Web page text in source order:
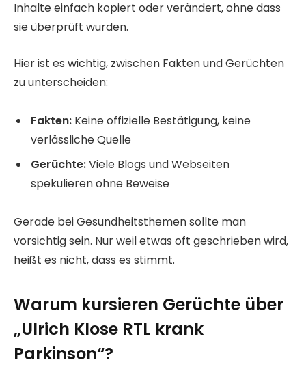
Inhalte einfach kopiert oder verändert, ohne dass
sie überprüft wurden.
Hier ist es wichtig, zwischen Fakten und Gerüchten
zu unterscheiden:
Fakten: Keine offizielle Bestätigung, keine
verlässliche Quelle
Gerüchte:Viele Blogs und Webseiten
spekulieren ohne Beweise
Gerade bei Gesundheitsthemen sollte man
vorsichtig sein. Nur weil etwas oft geschrieben wird,
heißt es nicht, dass es stimmt.
Warum kursieren Gerüchte über
„Ulrich Klose RTL krank
Parkinson“?